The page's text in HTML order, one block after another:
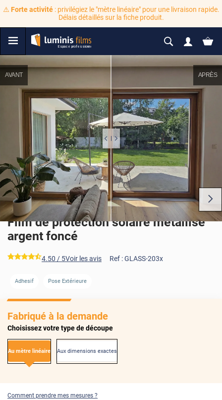
⚠️ Forte activité: privilégiez le "mètre linéaire" pour une livraison rapide.
Délais détaillés sur la fiche produit.
AVANT APRÈS
Film de protection solaire métallisé
argent foncé
*****
4.50 / 5Voir les avis Ref :GLASS-203x
Adhesif Pose Extérieure
Fabriqué à la demande
Choisissez votre type de découpe
Au mètre linéaire Aux dimensions exactes
Comment prendre mes mesures ?